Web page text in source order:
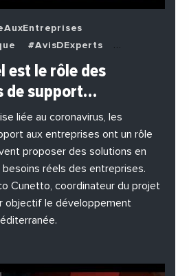
#AvisDExperts
#Economie
#Institutions
est le rôle des
de support…
liée au coronavirus, les
aux entreprises ont un rôle
proposer des solutions en
réels des entreprises.
Cunetto, coordinateur du projet
objectif le développement